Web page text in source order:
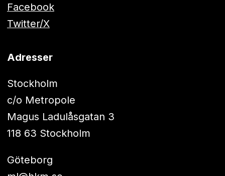
Facebook
Twitter/X
Adresser
Stockholm
c/o Metropole
Magus Ladulåsgatan 3
118 63 Stockholm
Göteborg